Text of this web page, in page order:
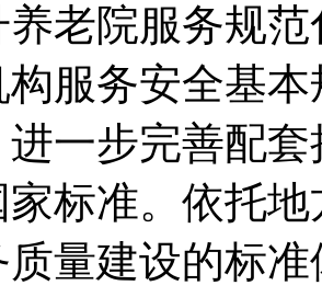
老院服务规
构服务安全基
一步完善配
标准。依托
质量建设的标